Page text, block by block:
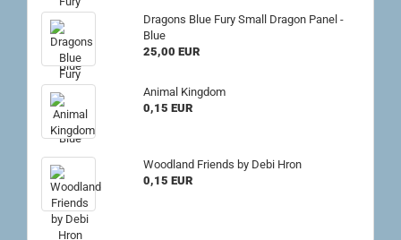
Dragons Blue Fury Small Dragon Panel -
Blue
25,00 EUR
Animal Kingdom
0,15 EUR
Woodland Friends by Debi Hron
0,15 EUR